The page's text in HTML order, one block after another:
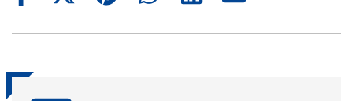
(Twitter)